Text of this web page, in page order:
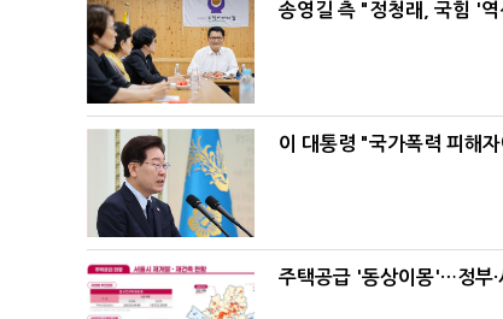
송영길 측 "정청래, 국힘 '
이 대통령 "국가폭력 피해
주택공급 '동상이몽'…정부